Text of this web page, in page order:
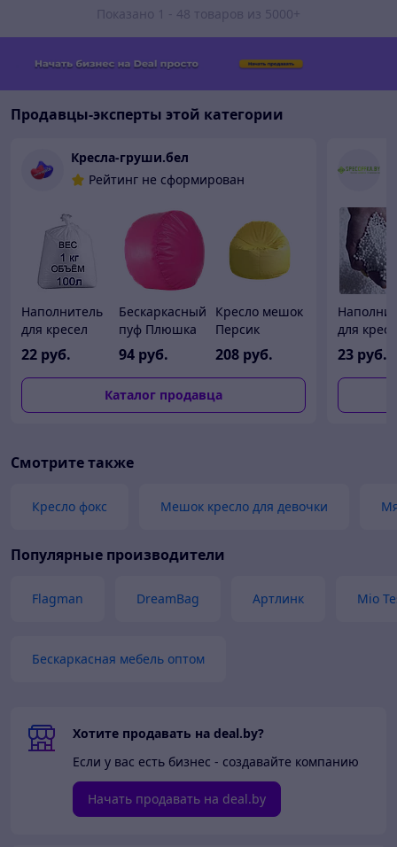
Показано 1 - 48 товаров из 5000+
Продавцы-эксперты этой категории
Кресла-груши.бел
Рейтинг не сформирован
Наполнитель
для кресел
мешков 1 кг
(100л)
22 руб.
Бескаркасный
пуф Плюшка
94 руб.
Кресло мешок
Персик
(экокожа)
208 руб.
Каталог продавца
для
груши
Balls (3-
23 руб./
Смотрите также
Кресло фокс Мешок кресло для девочки
Популярные производители
Flagman DreamBag Артлинк Mio
Бескаркасная мебель оптом
Хотите продавать на deal.by?
Если у вас есть бизнес - создавайте компанию
Начать продавать на deal.by